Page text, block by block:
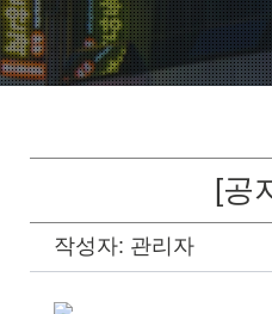
[공
작성자: 관리자